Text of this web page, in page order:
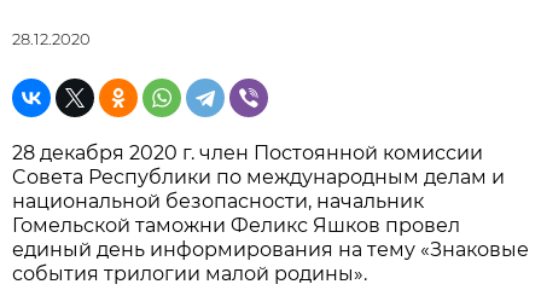
28.12.2020
28 декабря 2020 г. член Постоянной комиссии
Cовета Республики по международным делам и
национальной безопасности, начальник
Гомельской таможни Феликс Яшков провел
единый день информирования на тему «Знаковые
события трилогии малой родины».